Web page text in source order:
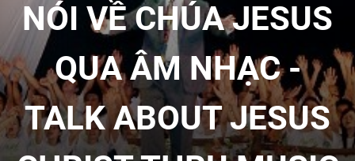
QUA
ÂM
NÓI VỀ CHÚA JESUS
QUA ÂM NHẠC -
TALK ABOUT JESUS